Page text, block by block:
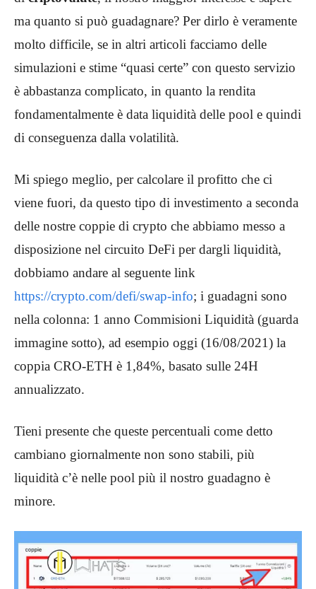
ma quanto si può guadagnare? Per dirlo è veramente
molto difficile, se in altri articoli facciamo delle
simulazioni e stime “quasi certe” con questo servizio
è abbastanza complicato, in quanto la rendita
fondamentalmente è data liquidità delle pool e quindi
di conseguenza dalla volatilità.
Mi spiego meglio, per calcolare il profitto che ci
viene fuori, da questo tipo di investimento a seconda
delle nostre coppie di crypto che abbiamo messo a
disposizione nel circuito DeFi per dargli liquidità,
dobbiamo andare al seguente link
https://crypto.com/defi/swap-info; i guadagni sono
nella colonna: 1 anno Commisioni Liquidità (guarda
immagine sotto), ad esempio oggi (16/08/2021) la
coppia CRO-ETH è 1,84%, basato sulle 24H
annualizzato.
Tieni presente che queste percentuali come detto
cambiano giornalmente non sono stabili, più
liquidità c’è nelle pool più il nostro guadagno è
minore.